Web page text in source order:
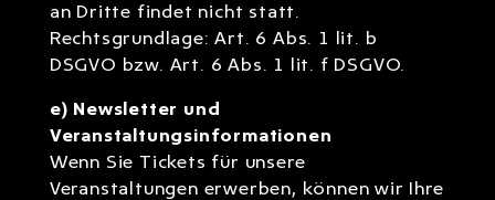
an Dritte findet nicht statt.
Rechtsgrundlage: Art. 6 Abs. 1 lit. b
DSGVO bzw. Art. 6 Abs. 1 lit. f DSGVO.
e) Newsletter und
Veranstaltungsinformationen
Wenn Sie Tickets für unsere
Veranstaltungen erwerben, können wir Ihre